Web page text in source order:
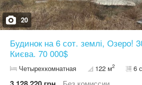
20
Будинок на 6 сот. землі, Озеро!
Києва. 70 000$
Четырехкомнатная 122 м2 6